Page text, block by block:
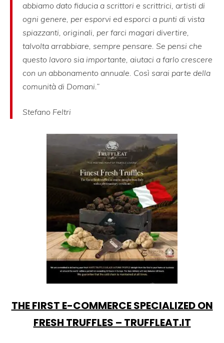
abbiamo dato fiducia a scrittori e scrittrici, artisti di
ogni genere, per esporvi ed esporci a punti di vista
spiazzanti, originali, per farci magari divertire,
talvolta arrabbiare, sempre pensare. Se pensi che
questo lavoro sia importante, aiutaci a farlo crescere
con un abbonamento annuale. Così sarai parte della
comunità di Domani.”
Stefano Feltri
THE FIRST E-COMMERCE SPECIALIZED ON
FRESH TRUFFLES – TRUFFLEAT.IT